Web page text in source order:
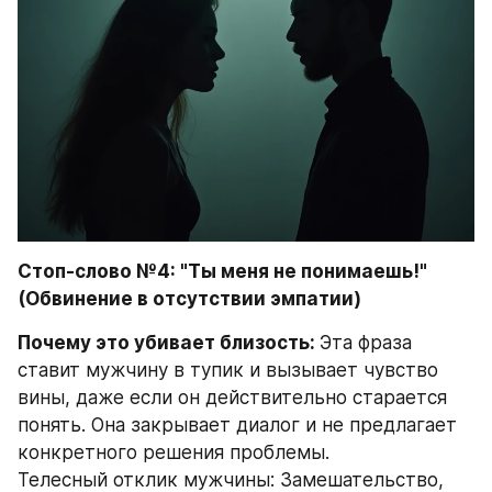
Стоп-слово №4: "Ты меня не понимаешь!"
(Обвинение в отсутствии эмпатии)
Почему это убивает близость: Эта фраза
ставит мужчину в тупик и вызывает чувство
вины, даже если он действительно старается
понять. Она закрывает диалог и не предлагает
конкретного решения проблемы.
Телесный отклик мужчины: Замешательство,